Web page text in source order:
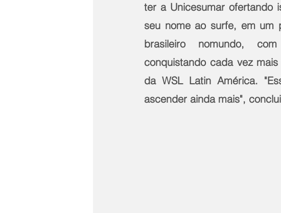
ter a Unicesumar ofertando
seu nome ao surfe, em um
brasileiro nomundo,
conquistando cada vez
da WSL Latin América.
ascender ainda mais",